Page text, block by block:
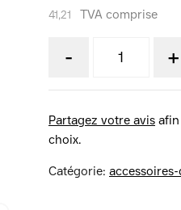
41,21 TVA comprise
- +
Partagez votre avis
choix.
Catégorie: